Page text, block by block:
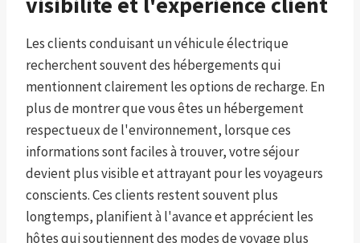
Les clients conduisant un véhicule électrique
recherchent souvent des hébergements qui
mentionnent clairement les options de recharge. En
plus de montrer que vous êtes un hébergement
respectueux de l'environnement, lorsque ces
informations sont faciles à trouver, votre séjour
devient plus visible et attrayant pour les voyageurs
conscients. Ces clients restent souvent plus
longtemps, planifient à l'avance et apprécient les
hôtes qui soutiennent des modes de voyage plus